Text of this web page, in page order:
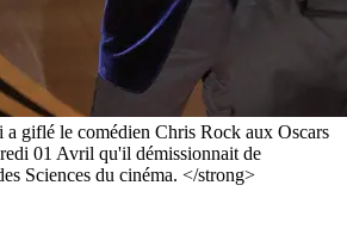
giflé le comédien Chris Rock aux Oscars
01 Avril qu'il démissionnait de
Sciences du cinéma. </strong>